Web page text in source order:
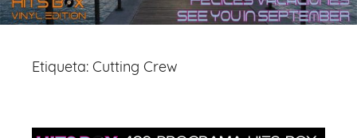
Etiqueta: Cutting Crew